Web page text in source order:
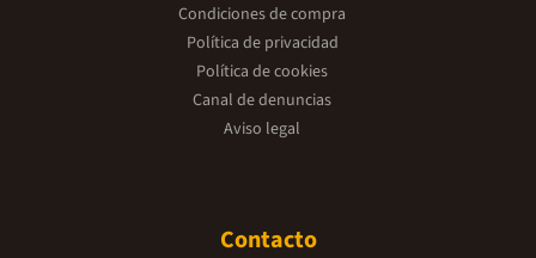
Condiciones de compra
Política de privacidad
Política de cookies
Canal de denuncias
Aviso legal
Contacto